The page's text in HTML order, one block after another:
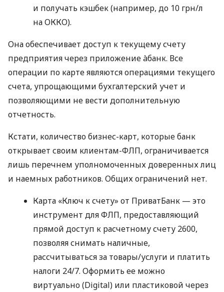
и получать кэшбек (например, до 10 грн/л
на ОККО).
Она обеспечивает доступ к текущему счету
предприятия через приложение àбанк. Все
операции по карте являются операциями текущего
счета, упрощающими бухгалтерский учет и
позволяющими не вести дополнительную
отчетность.
Кстати, количество бизнес-карт, которые банк
открывает своим клиентам-ФЛП, ограничивается
лишь перечнем уполномоченных доверенных лиц
и наемных работников. Общих ограничений нет.
Карта «Ключ к счету» от ПриватБанк — это
инструмент для ФЛП, предоставляющий
прямой доступ к расчетному счету 2600,
позволяя снимать наличные,
рассчитываться за товары/услуги и платить
налоги 24/7. Оформить ее можно
виртуально (Digital) или пластиковой через